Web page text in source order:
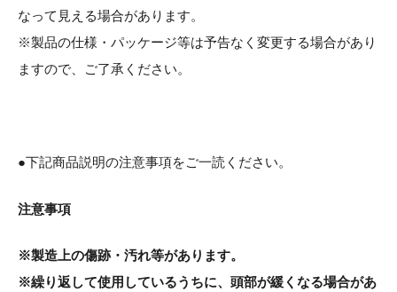
なって見える場合があります。
※製品の仕様・パッケージ等は予告なく変更する場合があり
ますので、ご了承ください。
●下記商品説明の注意事項をご一読ください。
注意事項
※製造上の傷跡・汚れ等があります。
※繰り返して使用しているうちに、頭部が緩くなる場合があ